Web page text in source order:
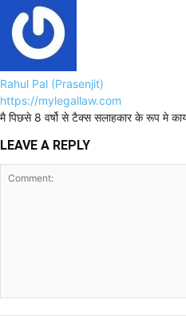
Rahul Pal (Prasenjit)
https://mylegallaw.com
मै पिछसे 8 वर्षो से टैक्स सलाहकार के रूप मे
LEAVE A REPLY